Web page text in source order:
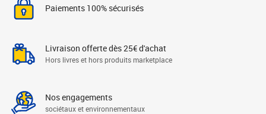
Paiements 100% sécurisés
Livraison offerte dès 25€ d'achat
Hors livres et hors produits marketplace
Nos engagements
sociétaux et environnementaux